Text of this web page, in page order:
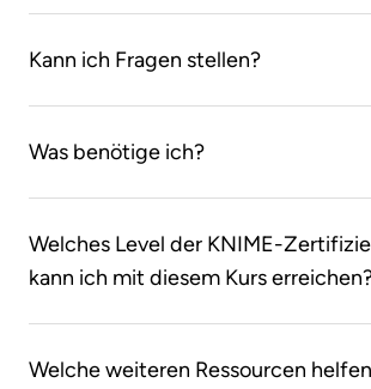
aufgezeichnet und Sie haben einen
Kann ich Fragen stellen?
Was benötige ich?
Version der KNIME Analytics Platform
installiert. Diese kann hier
Welches Level der KNIME-
kann ich mit diesem Kurs
abschließen.
Welche weiteren Ressourcen